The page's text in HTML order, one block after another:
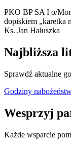
PKO BP SA I o/
dopiskiem „karetka
Ks. Jan Hałuszka
Najbliższa
Sprawdź aktualne
Godziny
Wesprzyj
Każde wsparcie